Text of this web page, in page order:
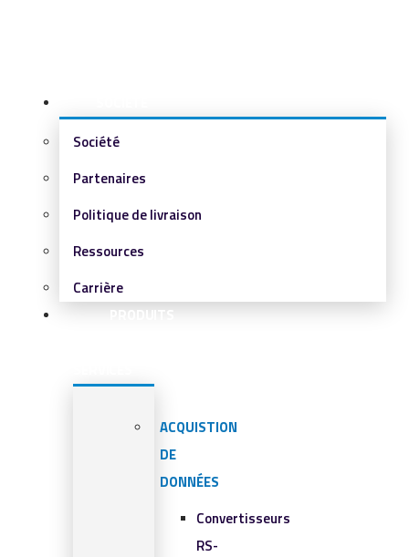
Société
Partenaires
Politique de livraison
Ressources
Carrière
PRODUITS
ACQUISTION
DE
DONNÉES
Convertisseurs
RS-